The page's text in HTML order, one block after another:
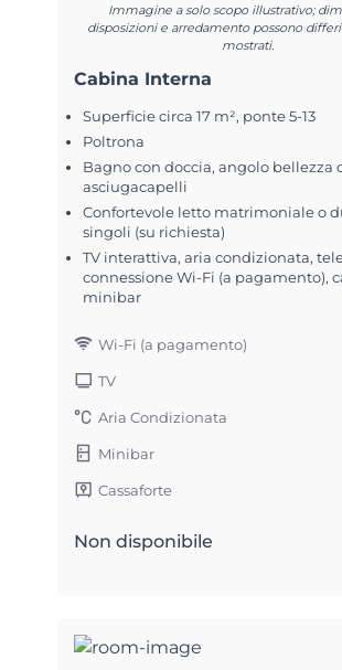
Immagine a solo scopo illustrativo;
disposizioni e arredamento possono
mostrati.
Cabina Interna
Superficie circa 17 m², ponte 5-13
Poltrona
Bagno con doccia, angolo bellezza
asciugacapelli
Confortevole letto matrimoniale o
singoli (su richiesta)
TV interattiva, aria condizionata,
connessione Wi-Fi (a pagamento),
minibar
Wi-Fi (a pagamento)
TV
Aria Condizionata
Minibar
Cassaforte
Non disponibile